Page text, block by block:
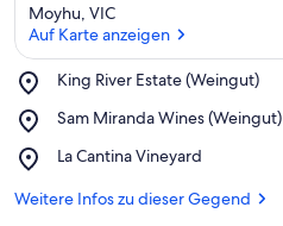
Moyhu, VIC
Auf Karte anzeigen
King River Estate (Weingut)
Place,
River
(Weingut)
Sam Miranda Wines (Weingut)
Place,
Miranda
(Weingut)
La Cantina Vineyard
Place,
Cantina
Weitere Infos zu dieser Gegend